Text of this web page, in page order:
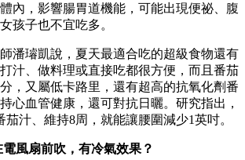
內，影響腸胃道機能，可能出現便祕、腹
孩子也不宜吃多。
潘璿凱說，夏天最適合吃的超級食物還有
汁、做料理或直接吃都很方便，而且番茄
，又屬低卡路里，還有超高的抗氧化劑番
心血管健康，還可對抗日曬。研究指出，
茄汁、維持8周，就能讓腰圍減少1英吋。
風扇前吹，有冷氣效果？